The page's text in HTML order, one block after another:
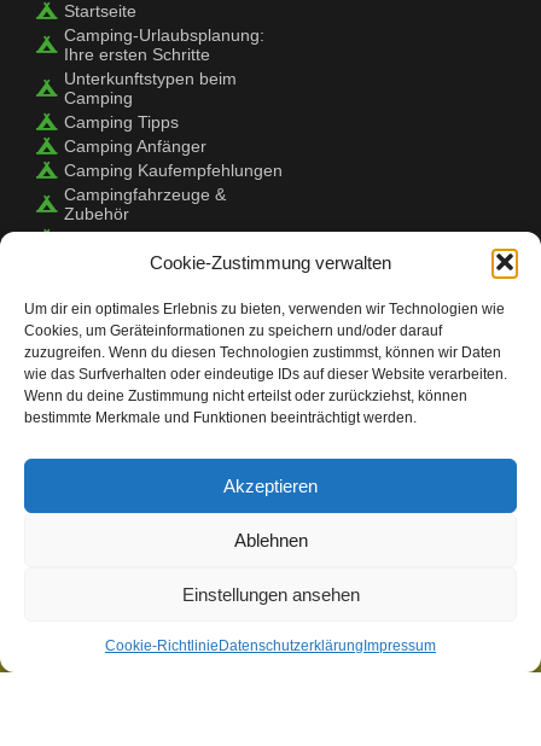
Cookie-Zustimmung verwalten
Um dir ein optimales Erlebnis zu bieten, verwenden wir Technologien wie
Cookies, um Geräteinformationen zu speichern und/oder darauf
zuzugreifen. Wenn du diesen Technologien zustimmst, können wir Daten
wie das Surfverhalten oder eindeutige IDs auf dieser Website verarbeiten.
Wenn du deine Zustimmung nicht erteilst oder zurückziehst, können
bestimmte Merkmale und Funktionen beeinträchtigt werden.
Akzeptieren
Ablehnen
Einstellungen ansehen
Cookie-Richtlinie Datenschutzerklärung Impressum
Startseite
Camping-Urlaubsplanung:
Ihre ersten Schritte
Unterkunftstypen beim
Camping
Camping Tipps
Camping Anfänger
Camping Kaufempfehlungen
Campingfahrzeuge &
Zubehör
Camping Shop
Camping Check
Camping ist eine Erfahrung, die Menschen aller
Altersgruppen genießen können.
Es ist eine großartige Möglichkeit, wieder in die Natur
zurückzukehren und die freie Natur zu genießen. Bevor Sie
helfen! Wir haben alle Tipps und Tricks, die Sie brauchen,
Ihrer Mahlzeiten und sogar bei der Suche nach dem
campen oder ein erfahrener Profi sind, Camping Check hat
alles, was Sie brauchen, um Ihre Reise unvergesslich zu